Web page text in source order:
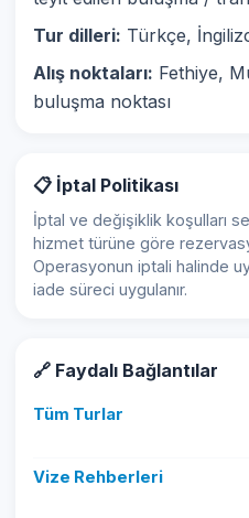
Tur dilleri: Türkçe,
Alış noktaları: Fethiye,
buluşma noktası
📋 İptal Politikası
İptal ve değişiklik koşulları
hizmet türüne göre
Operasyonun iptali halinde
iade süreci uygulanır.
🔗 Faydalı Bağlantılar
Tüm Turlar
Vize Rehberleri